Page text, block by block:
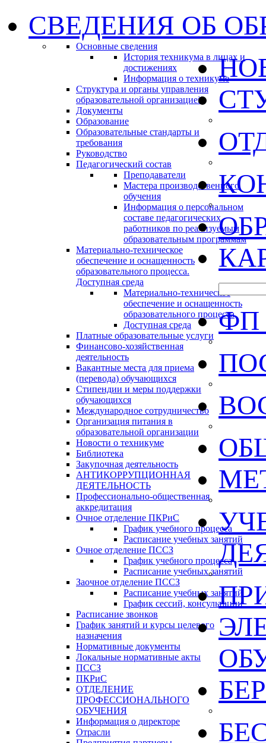
СВЕДЕНИЯ ОБ
Основные сведения
История техникума в лицах и
достижениях
Информация о техникуме
Структура и органы управления
образовательной организацией
Документы
Образование
Образовательные стандарты и
требования
Руководство
Педагогический состав
Преподаватели
Мастера производственного
обучения
Информация о персональном
составе педагогических
работников по реализуемым
образовательным программам
Материально-техническое
обеспечение и оснащенность
образовательного процесса.
Доступная среда
Материально-техническое
обеспечение и оснащенность
образовательного процесса
Доступная среда
Платные образовательные услуги
Финансово-хозяйственная
деятельность
Вакантные места для приема
(перевода) обучающихся
Стипендии и меры поддержки
обучающихся
Международное сотрудничество
Организация питания в
образовательной организации
Новости о техникуме
Библиотека
Закупочная деятельность
АНТИКОРРУПЦИОННАЯ
ДЕЯТЕЛЬНОСТЬ
Профессионально-общественная
аккредитация
Очное отделение ПКРиС
График учебного процесса
Расписание учебных занятий
Очное отделение ПССЗ
График учебного процесса
Расписание учебных занятий
Заочное отделение ПССЗ
Расписание учебных занятий
График сессий, консультации
Расписание звонков
График занятий и курсы целевого
назначения
Нормативные документы
Локальные нормативные акты
ПССЗ
ПКРиС
ОТДЕЛЕНИЕ
ПРОФЕССИОНАЛЬНОГО
ОБУЧЕНИЯ
ФП
Информация о директоре
Отрасли